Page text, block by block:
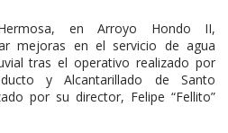
en Arroyo Hondo II,
mejoras en el servicio de agua
tras el operativo realizado por
y Alcantarillado de Santo
por su director, Felipe “Fellito”